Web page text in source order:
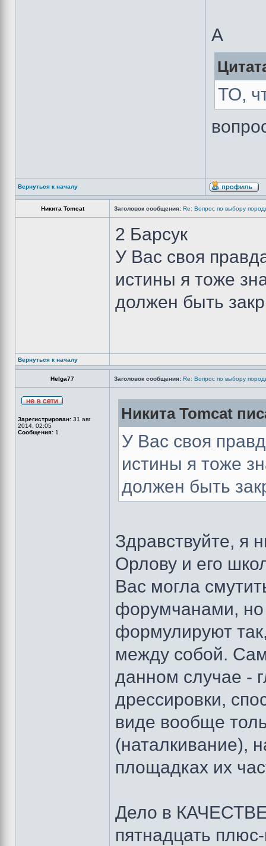
А
ТО,
Вернуться к началу
Никита Tomcat Заголовок сообщения: Re: Вопрос по выбору
2 Барсук
У Вас своя
истины я тоже
должен быть
Вернуться к началу
Helga77 Заголовок сообщения: Re: Вопрос по выбору
Зарегистрирован: 31 авг
2014, 02:05
Сообщения: 1
Никита Tomcat
У Вас своя
истины я тоже
должен быть
Здравствуйте, я
Орлову и его
Вас могла
форумчанами, но
формулируют
между собой.
данном случае -
дрессировки,
виде вообще
(наталкивание),
площадках их
Дело в
пятнадцать